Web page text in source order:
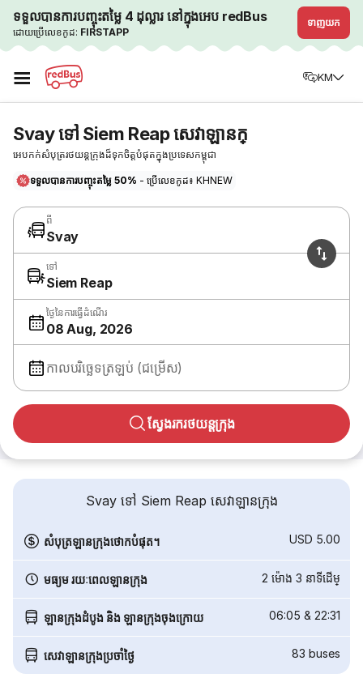
ទទួលបានការបញ្ចុះតម្លៃ 4 ដុល្លារ នៅក្នុងអេប redBus
ដោយប្រើលេខកូដ: FIRSTAPP
ទាញយក
☰ KM
Svay ទៅ Siem Reap សេវាឡានក្
អេបកក់សំបុត្ររថយន្តក្រុងដ៏ទុកចិត្តបំផុតក្នុងប្រទេសកម្ពុជា
ទទួលបានការបញ្ចុះតម្លៃ 50% - ប្រើលេខកូដ៖ KHNEW
ពី
Svay
ទៅ
Siem Reap
ថ្ងៃនៃការធ្វើដំណើរ
08 Aug, 2026
កាលបរិច្ឆេទត្រឡប់ (ជម្រើស)
ស្វែងរករថយន្តក្រុង
Svay ទៅ Siem Reap សេវាឡានក្រុង
សំបុត្រឡានក្រុងថោកបំផុត។ USD 5.00
មធ្យម រយៈពេលឡានក្រុង 2 ម៉ោង 3 នាទី​ដើម្
ឡានក្រុងដំបូង និង ឡានក្រុងចុងក្រោយ 06:05 & 22:31
សេវាឡានក្រុងប្រចាំថ្ងៃ 83 buses